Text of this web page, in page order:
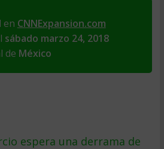
en CNNExpansion.com
sábado marzo 24, 2018
de México
espera una derrama de